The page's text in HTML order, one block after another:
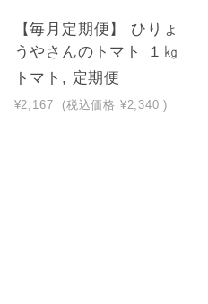
【毎月定期便】 ひりょ
うやさんのトマト １㎏
トマト, 定期便
¥2,167 (税込価格 ¥2,340 )